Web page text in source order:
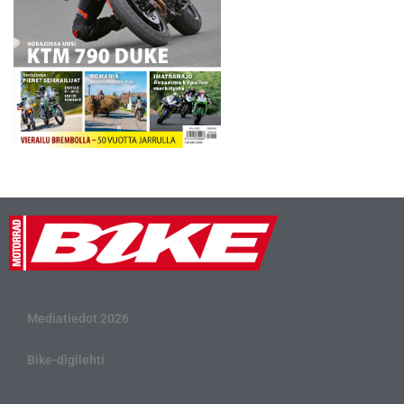
Mediatiedot 2026
Bike-digilehti